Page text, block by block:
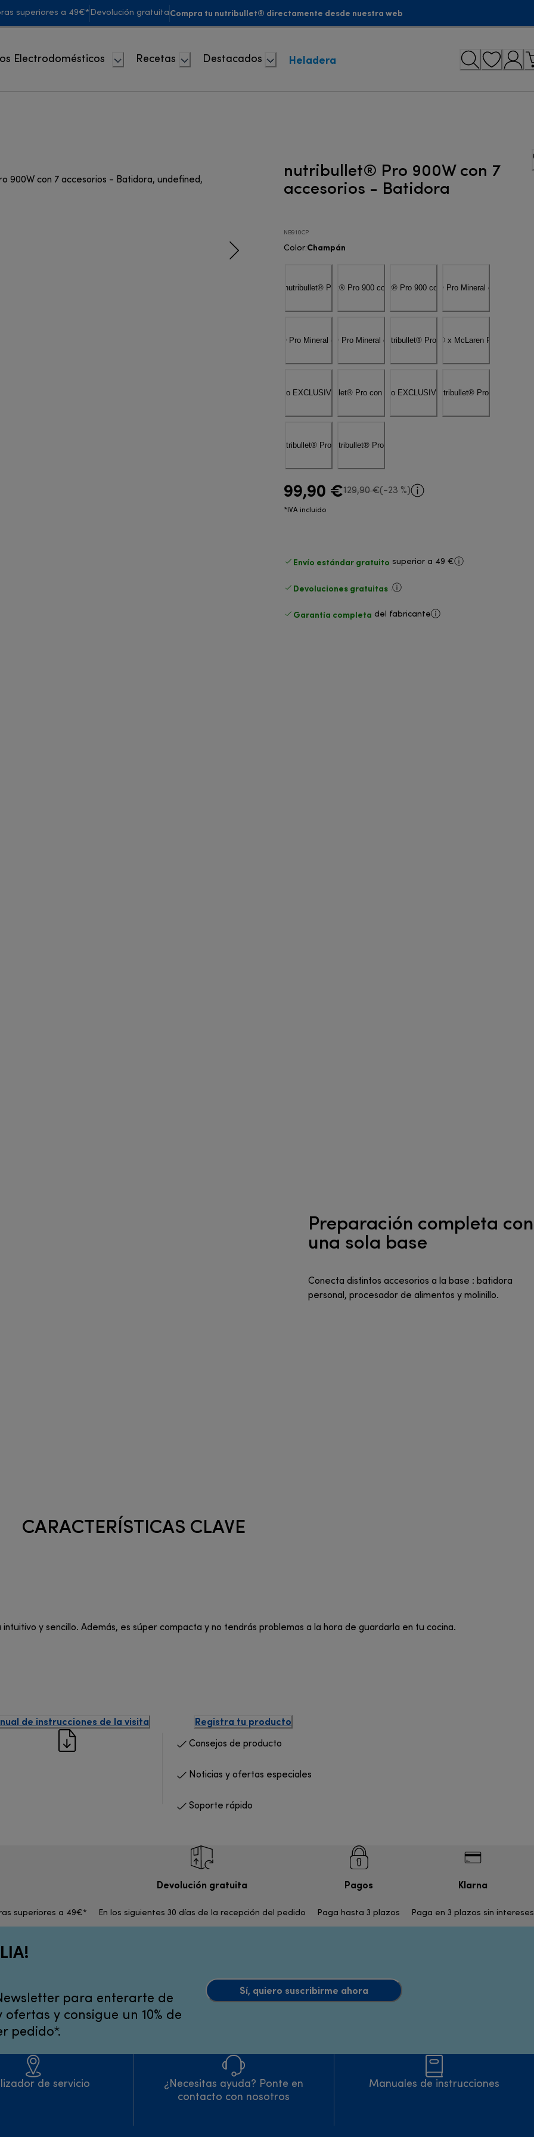
superiores a 49€* Devolución gratuita Compra tu nutribullet® directamente desde nuestra web
Electrodomésticos Recetas Destacados Heladera
nutribullet® Pro 900W con 7
accesorios - Batidora
NB910CP
Color:Champán
99,90 €129,90 €precio original 129,90 €
(-23 %)
*IVA incluido
Envío estándar gratuito superior a 49 €
Devoluciones gratuitas .
Garantía completa del fabricante
Preparación completa con
una sola base
Conecta distintos accesorios a la base : batidora
personal, procesador de alimentos y molinillo.
CARACTERÍSTICAS CLAVE
y sencillo. Además, es súper compacta y no tendrás problemas a la hora de guardarla en tu cocina.
de instrucciones de la visita Registra tu producto
Consejos de producto
Noticias y ofertas especiales
Soporte rápido
superiores a 49€*
Devolución gratuita
En los siguientes 30 días de la recepción del pedido
Pagos
Paga hasta 3 plazos
Klarna
Paga en 3 plazos sin intereses
para enterarte de
y consigue un 10% de
pedido*.
Sí, quiero suscribirme ahora
de servicio
¿Necesitas ayuda? Ponte en
contacto con nosotros
Manuales de instrucciones